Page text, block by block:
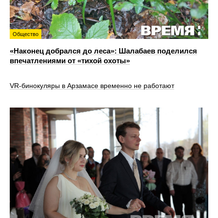
Общество
«Наконец добрался до леса»: Шалабаев поделился
впечатлениями от «тихой охоты»
VR‑бинокуляры в Арзамасе временно не работают